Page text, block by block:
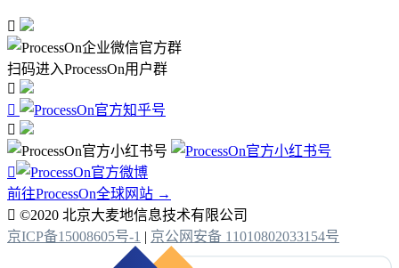

扫码进入ProcessOn用户群




前往ProcessOn全球网站 →
 ©2020 北京大麦地信息技术有限公司
京ICP备15008605号-1 | 京公网安备 11010802033154号